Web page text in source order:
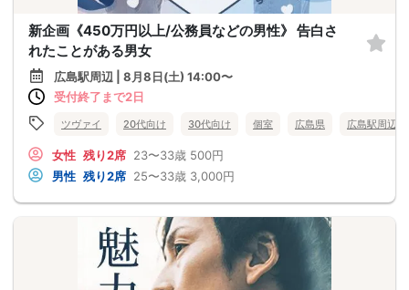
新企画《450万円以上/公務員などの男性》 告白さ
れたことがある男女
広島駅周辺 | 8月8日(土) 14:00〜
受付終了まで2日
ツヴァイ 20代向け 30代向け 個室 広島県 広島駅周辺
女性 残り2席 23〜33歳 500円
男性 残り2席 25〜33歳 3,000円